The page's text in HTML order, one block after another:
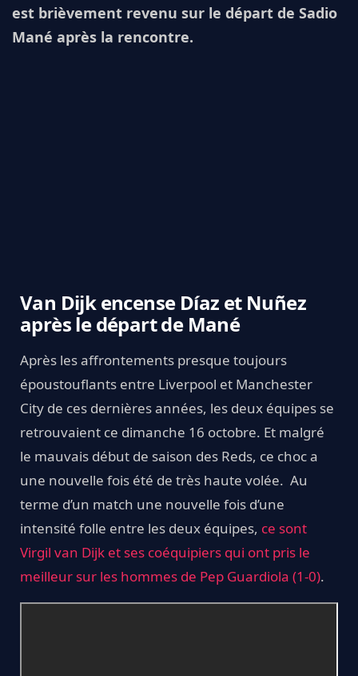
est brièvement revenu sur le départ de Sadio
Mané après la rencontre.
Van Dijk encense Díaz et Nuñez
après le départ de Mané
Après les affrontements presque toujours
époustouflants entre Liverpool et Manchester
City de ces dernières années, les deux équipes se
retrouvaient ce dimanche 16 octobre. Et malgré
le mauvais début de saison des Reds, ce choc a
une nouvelle fois été de très haute volée. Au
terme d’un match une nouvelle fois d’une
intensité folle entre les deux équipes, ce sont
Virgil van Dijk et ses coéquipiers qui ont pris le
meilleur sur les hommes de Pep Guardiola (1-0).